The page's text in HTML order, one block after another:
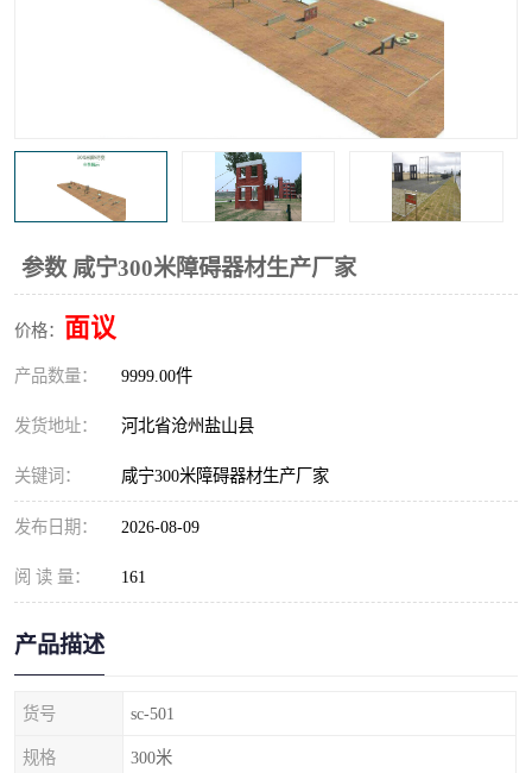
参数 咸宁300米障碍器材生产厂家
价格： 面议
产品数量： 9999.00件
发货地址： 河北省沧州盐山县
关键词： 咸宁300米障碍器材生产厂家
发布日期： 2026-08-09
阅 读 量： 161
产品描述
货号 sc-501
规格 300米